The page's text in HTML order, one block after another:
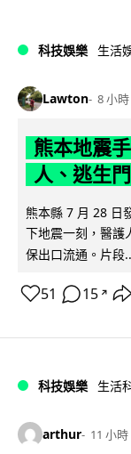
科技娛樂 生活
Lawton 8 小時
熊本地震
人、逃生
熊本縣 7 月 28 日
下地震一刻，醫護
保出口流通。片段
51 15 ↗
科技娛樂 生活
arthur 11 小時